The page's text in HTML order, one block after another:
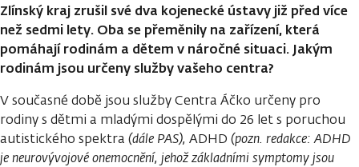
Zlínský kraj zrušil své dva kojenecké ústavy již před více
než sedmi lety. Oba se přeměnily na zařízení, která
pomáhají rodinám a dětem v náročné situaci. Jakým
rodinám jsou určeny služby vašeho centra?
V současné době jsou služby Centra Áčko určeny pro
rodiny s dětmi a mladými dospělými do 26 let s poruchou
autistického spektra (dále PAS), ADHD (pozn. redakce: ADHD
je neurovývojové onemocnění, jehož základními symptomy jsou